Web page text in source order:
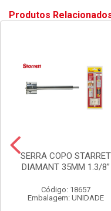
Produtos
SERRA COPO STARRET
DIAMANT 35MM 1.3/8”
Código: 18657
Embalagem: UNIDADE